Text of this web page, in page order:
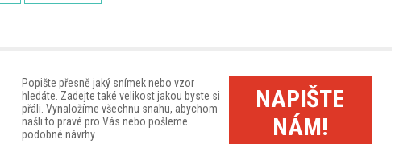
Popište přesně jaký snímek nebo vzor
hledáte. Zadejte také velikost jakou byste si
přáli. Vynaložíme všechnu snahu, abychom
našli to pravé pro Vás nebo pošleme
podobné návrhy.
NAPIŠTE
NÁM!